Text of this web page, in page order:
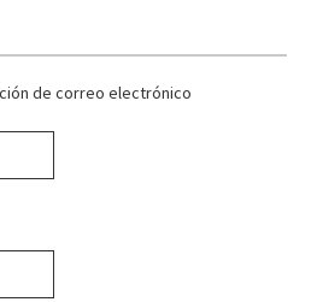
de correo electrónico